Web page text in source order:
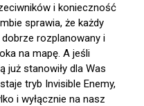
i konieczność
sprawia, że każdy
rozplanowany i
na mapę. A jeśli
już stanowiły dla Was
tryb Invisible Enemy,
i wyłącznie na nasz